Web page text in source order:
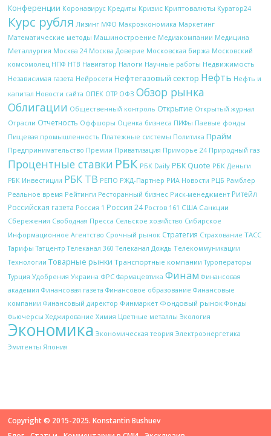
Конференции Коронавирус Кредиты Кризис Криптовалюты Куратор24
Курс рубля Лизинг МФО Макроэкономика Маркетинг
Математические методы Машиностроение Медиакомпании Медицина
Металлургия Москва 24 Москва Доверие Московская биржа Московский
комсомолец НПФ НТВ Навигатор Налоги Научные работы Недвижимость
Независимая газета Нейросети Нефтегазовый сектор Нефть Нефть и
капитал Новости сайта ОПЕК ОТР ОФЗ Обзор рынка
Облигации Общественный контроль Открытие Открытый журнал
Отрасли Отчетность Оффшоры Оценка бизнеса ПИФы Паевые фонды
Пищевая промышленность Платежные системы Политика Прайм
Предпринимательство Премии Приватизация Приморье 24 Природный газ
Процентные ставки РБК РБК Daily РБК Quote РБК Деньги
РБК Инвестиции РБК ТВ РЕПО РЖД-Партнер РИА Новости РЦБ Рамблер
Реальное время Рейтинги Ресторанный бизнес Риск-менеджмент Ритейл
Российская газета Россия 1 Россия 24 Ростов 161 США Санкции
Сбережения Свободная Пресса Сельское хозяйство Сибирское
Информационное Агентство Срочный рынок Стратегия Страхование ТАСС
Тарифы Татцентр Телеканал 360 Телеканал Дождь Телекоммуникации
Технологии Товарные рынки Транспортные компании Туроператоры
Турция Удобрения Украина ФРС Фармацевтика Финам Финансовая
академия Финансовая газета Финансовое образование Финансовые
компании Финансовый директор Финмаркет Фондовый рынок Фонды
Фьючерсы Хеджирование Химия Цветные металлы Экология
Экономика Экономическая теория Электроэнергетика
Эмитенты Япония
Copyright © 2015-2025. Konstantin Bushuev